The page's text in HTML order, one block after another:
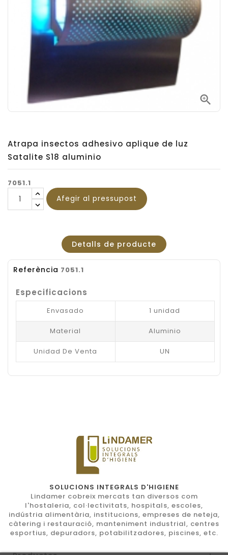

Atrapa insectos adhesivo aplique de luz
Satalite S18 aluminio
7051.1
Afegir al pressupost
Detalls de producte
Referència 7051.1
Especificacions
Envasado 1 unidad
Material Aluminio
Unidad De Venta UN
SOLUCIONS INTEGRALS D'HIGIENE
Lindamer cobreix mercats tan diversos com
l'hostaleria, col·lectivitats, hospitals, escoles,
indústria alimentària, institucions, empreses de neteja,
càtering i restauració, manteniment industrial, centres
esportius, depuradors, potabilitzadores, piscines, etc.